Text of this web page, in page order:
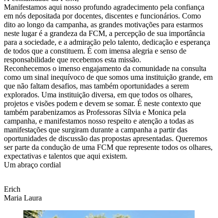
Manifestamos aqui nosso profundo agradecimento pela confiança
em nós depositada por docentes, discentes e funcionários. Como
dito ao longo da campanha, as grandes motivações para estarmos
neste lugar é a grandeza da FCM, a percepção de sua importância
para a sociedade, e a admiração pelo talento, dedicação e esperança
de todos que a constituem. É com imensa alegria e senso de
responsabilidade que recebemos esta missão.
Reconhecemos o imenso engajamento da comunidade na consulta
como um sinal inequívoco de que somos uma instituição grande, em
que não faltam desafios, mas também oportunidades a serem
explorados. Uma instituição diversa, em que todos os olhares,
projetos e visões podem e devem se somar. É neste contexto que
também parabenizamos as Professoras Sílvia e Monica pela
campanha, e manifestamos nosso respeito e atenção a todas as
manifestações que surgiram durante a campanha a partir das
oportunidades de discussão das propostas apresentadas. Queremos
ser parte da condução de uma FCM que represente todos os olhares,
expectativas e talentos que aqui existem.
Um abraço cordial
Erich
Maria Laura